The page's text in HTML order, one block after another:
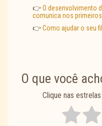
👉O desenvolvimento
comunica nos
👉Como ajudar o seu
O que você
Clique nas